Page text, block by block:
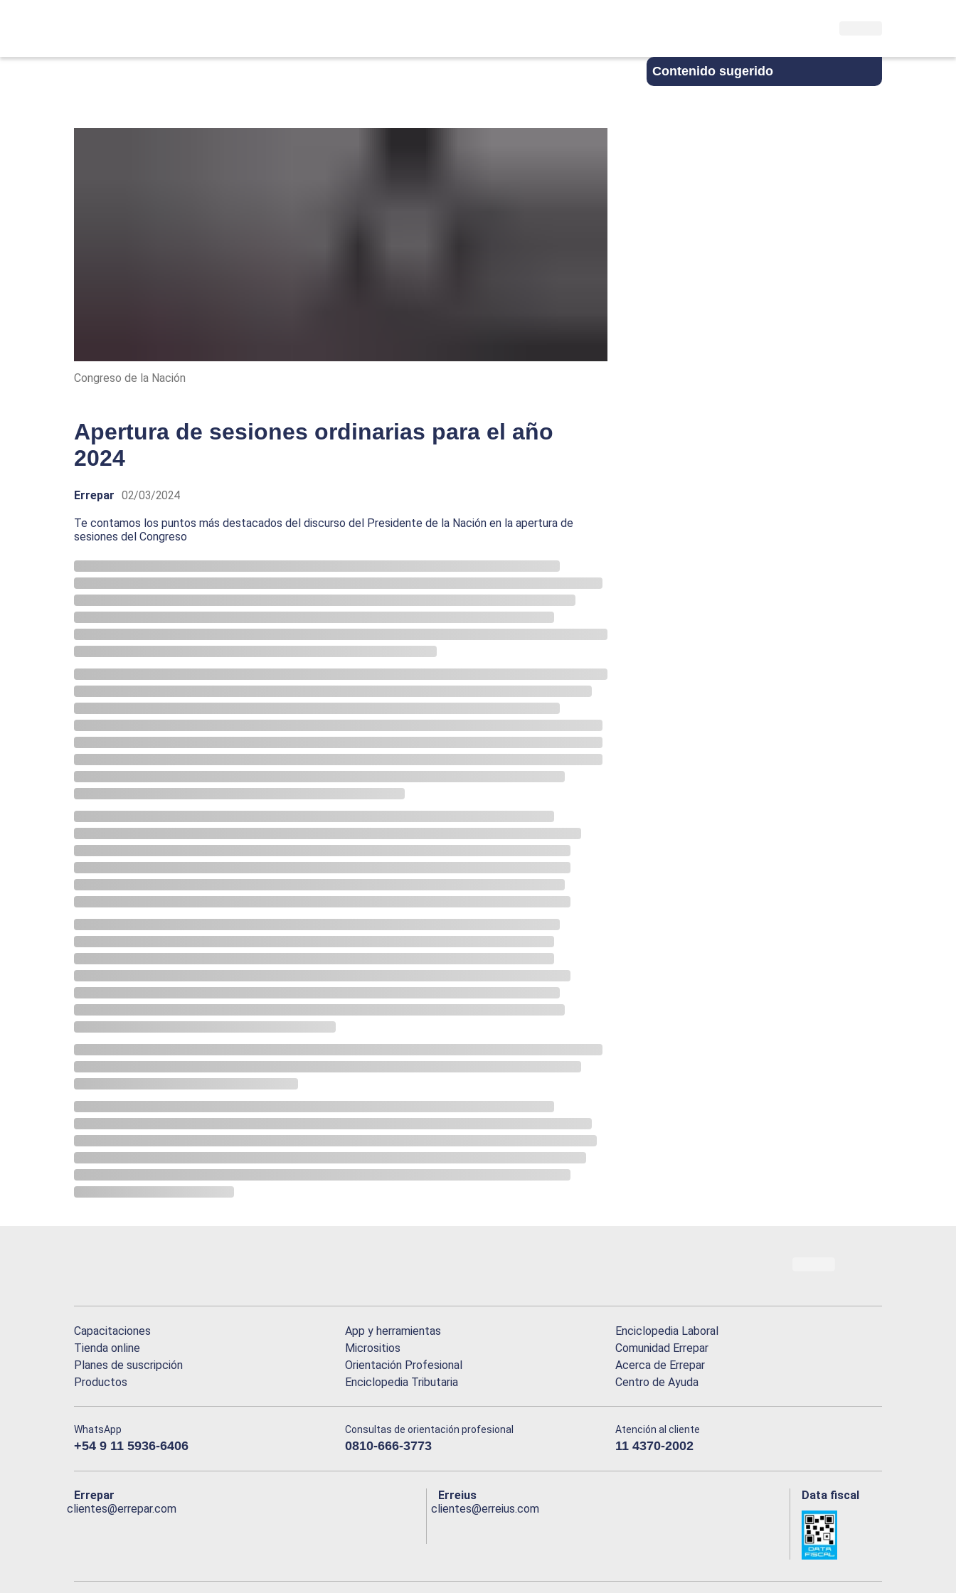
Contenido sugerido
Congreso de la Nación
Apertura de sesiones ordinarias para el año
2024
Errepar 02/03/2024
Te contamos los puntos más destacados del discurso del Presidente de la Nación en la apertura de
sesiones del Congreso
Capacitaciones
Tienda online
Planes de suscripción
Productos
App y herramientas
Micrositios
Orientación Profesional
Enciclopedia Tributaria
Enciclopedia Laboral
Comunidad Errepar
Acerca de Errepar
Centro de Ayuda
WhatsApp
+54 9 11 5936-6406
Consultas de orientación profesional
0810-666-3773
Atención al cliente
11 4370-2002
Errepar
clientes@errepar.com
Erreius
clientes@erreius.com
Data fiscal